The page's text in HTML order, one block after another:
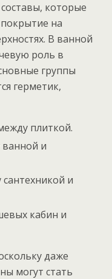
которые
на
В ванной
роль в
группы
герметик,
плиткой.
и
и
кабин и
даже
могут стать